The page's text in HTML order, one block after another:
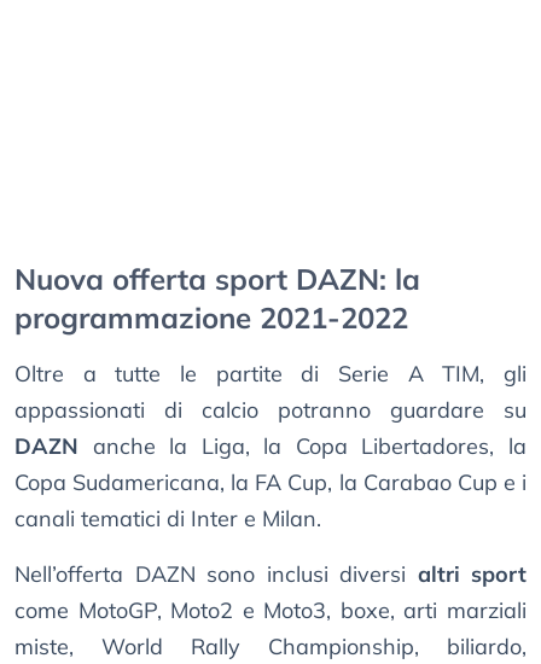
Nuova offerta sport DAZN: la
programmazione 2021-2022
Oltre a tutte le partite di Serie A TIM, gli
appassionati di calcio potranno guardare su
DAZN anche la Liga, la Copa Libertadores, la
Copa Sudamericana, la FA Cup, la Carabao Cup e i
canali tematici di Inter e Milan.
Nell’offerta DAZN sono inclusi diversi altri sport
come MotoGP, Moto2 e Moto3, boxe, arti marziali
miste, World Rally Championship, biliardo,